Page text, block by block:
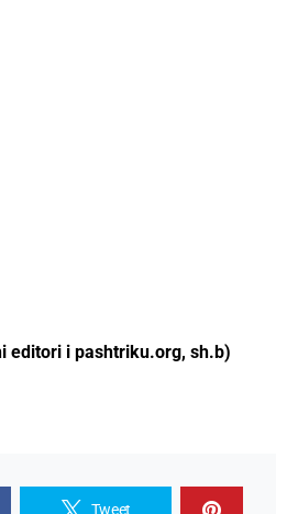
editori i pashtriku.org, sh.b)
Tweet